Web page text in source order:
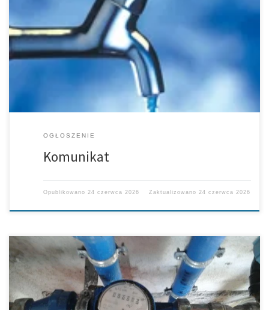
WAŻNY KOMUNIKAT DLA MIESZKAŃCÓW MIEJSCOWOŚCI
MAZUROWICE, RUSKO I RACHÓW Informujemy, że w związku z
wykryciem bakterii w sieci wodociągowej woda z wodociągu nie
nadaje się do spożycia ani do celów sanitarnych, nawet po
przegotowaniu. Nie wolno używać wody do: • picia, •
przygotowywania posiłków, • mycia naczyń, • mycia owoców […]
OGŁOSZENIE
Komunikat
Opublikowano 24 czerwca 2026 Zaktualizowano 24 czerwca 2026